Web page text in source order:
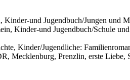
und Jugendbuch/Jungen und
Kinder-und Jugendbuch/Schule
Kinder/Jugendliche:
Mecklenburg, Prenzlin, erste Liebe,